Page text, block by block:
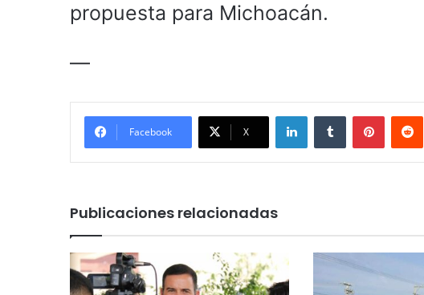
propuesta para Michoacán.
—
Facebook X
LinkedInTumblr Pinterest
Publicaciones relacionadas